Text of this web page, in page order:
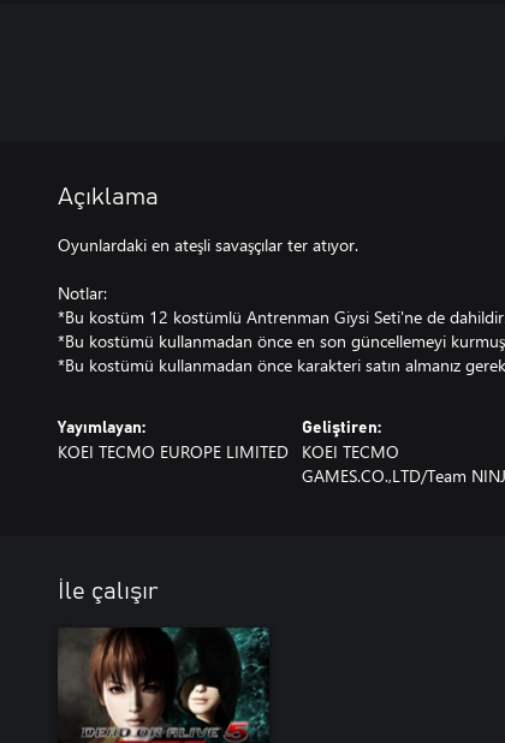
Açıklama
Oyunlardaki en ateşli savaşçılar ter atıyor.
Notlar:
*Bu kostüm 12 kostümlü Antrenman Giysi Seti'ne de
*Bu kostümü kullanmadan önce en son güncellemeyi
*Bu kostümü kullanmadan önce karakteri satın almanız
Yayımlayan:
KOEI TECMO EUROPE LIMITED
Geliştiren:
KOEI TECMO
GAMES.CO.,LTD/Team
İle çalışır